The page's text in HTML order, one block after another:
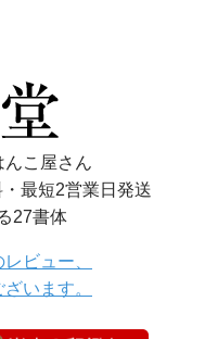
んこ屋さん
最短2営業日発送
27書体
ビュー、
います。